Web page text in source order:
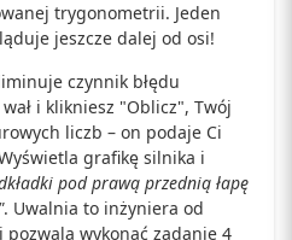
trygonometrii. Jeden
jeszcze dalej od osi!
czynnik błędu
i klikniesz "Oblicz", Twój
liczb – on podaje Ci
grafikę silnika i
pod prawą przednią łapę
. Uwalnia to inżyniera od
wykonać zadanie 4